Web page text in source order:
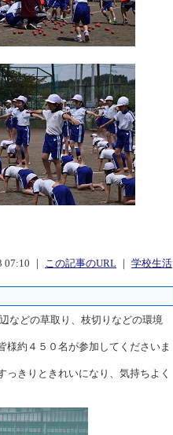
07:10 ｜ この記事のURL 学校生活
などの草取り、枝切りなどの環境
様約４５０名が参加してくださいま
きりときれいになり、気持ちよく